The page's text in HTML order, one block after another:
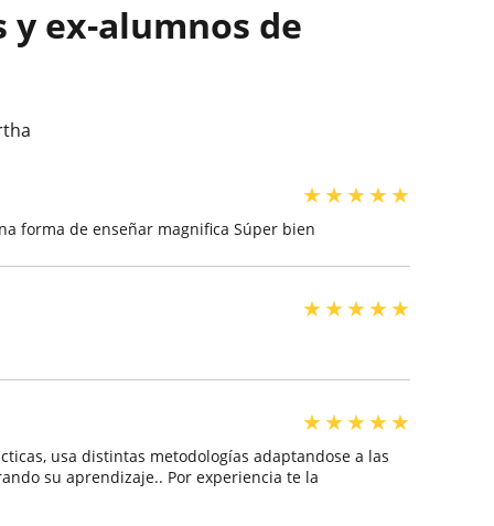
y ex-alumnos de
★★★★★
forma de enseñar magnifica Súper bien
★★★★★
★★★★★
usa distintas metodologías adaptandose a las
su aprendizaje.. Por experiencia te la